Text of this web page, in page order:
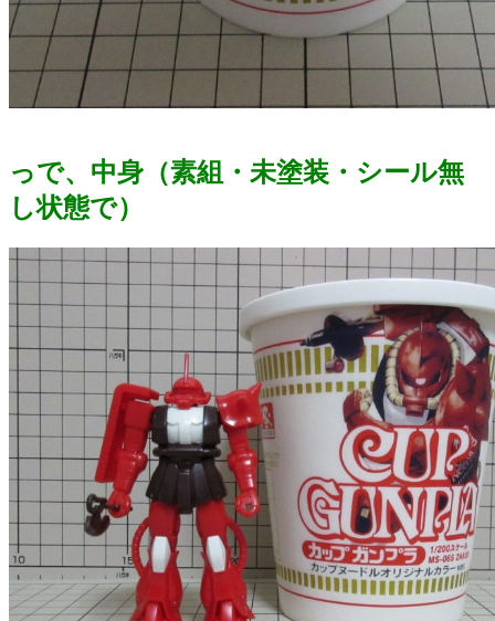
っで、中身（素組・未塗装・シール無
し状態で）